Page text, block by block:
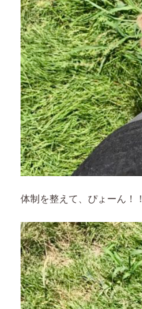
体制を整えて、ぴょーん！